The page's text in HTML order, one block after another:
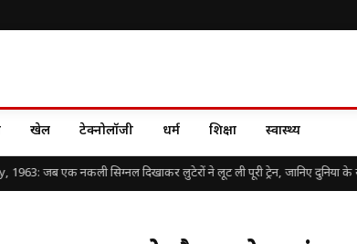
खेल टेक्नोलॉजी धर्म शिक्षा स्वास्थ्य
जब एक नकली सिग्नल दिखाकर लुटेरों ने लूट ली पूरी ट्रेन, जानिए दुनिया के सबसे